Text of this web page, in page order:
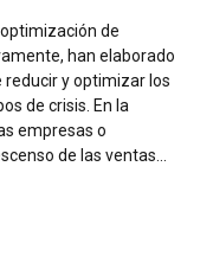
de
han elaborado
reducir y optimizar los
de crisis. En la
empresas o
de las ventas...